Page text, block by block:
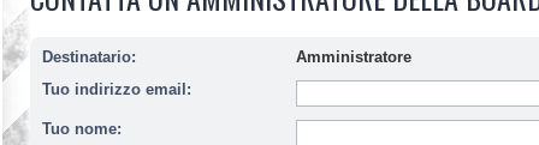
Destinatario:
Amministratore
Tuo indirizzo email:
Tuo nome: